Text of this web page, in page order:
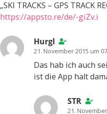
„SKI TRACKS – GPS TRACK
https://appsto.re/de/-giZv.i
Hurgl
21. November 2015 um
Das hab ich auch
ist die App halt
STR
21.